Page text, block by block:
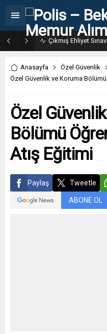
Anasayfa
Özel Güvenlik
Özel Güvenlik ve Koruma
Özel
Bölümü
Atış Eğitimi
Paylaş Tweetle
ABONE OL